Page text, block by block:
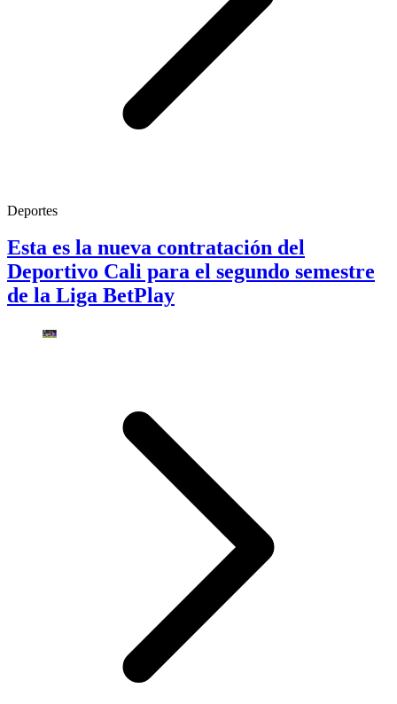
Deportes
Esta es la nueva contratación del
Deportivo Cali para el segundo semestre
de la Liga BetPlay